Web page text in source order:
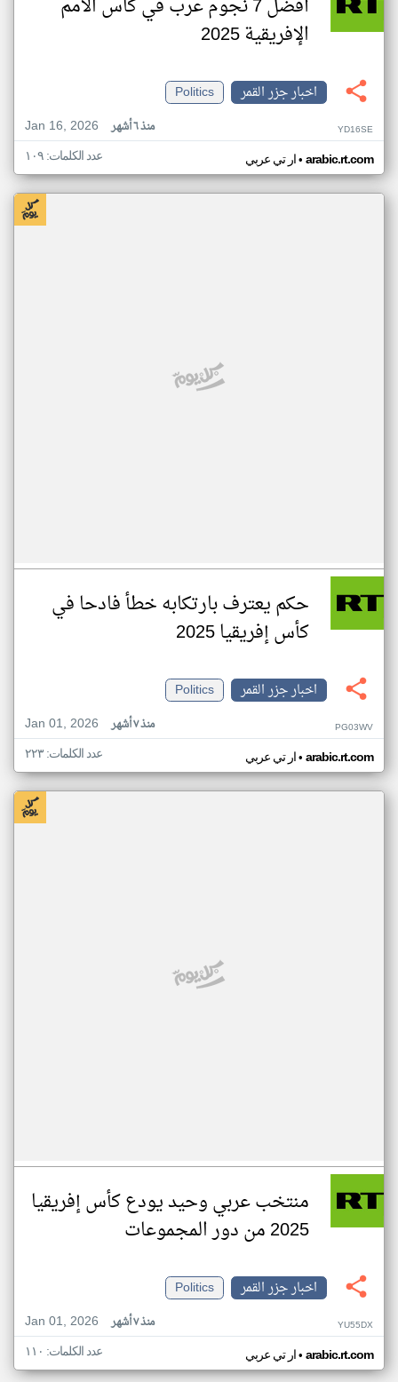
أفضل 7 نجوم عرب في كأس الأمم
الإفريقية 2025
اخبار جزر القمر
Politics
Jan 16, 2026
منذ ٦ أشهر YD16SE
ار تي عربي• arabic.rt.com عدد الكلمات: ١٠٩
حكم يعترف بارتكابه خطأ فادحا في
كأس إفريقيا 2025
اخبار جزر القمر
Politics
Jan 01, 2026
منذ ٧ أشهر PG03WV
ار تي عربي• arabic.rt.com عدد الكلمات: ٢٢٣
منتخب عربي وحيد يودع كأس إفريقيا
2025 من دور المجموعات
اخبار جزر القمر
Politics
Jan 01, 2026
منذ ٧ أشهر YU55DX
ار تي عربي• arabic.rt.com عدد الكلمات: ١١٠